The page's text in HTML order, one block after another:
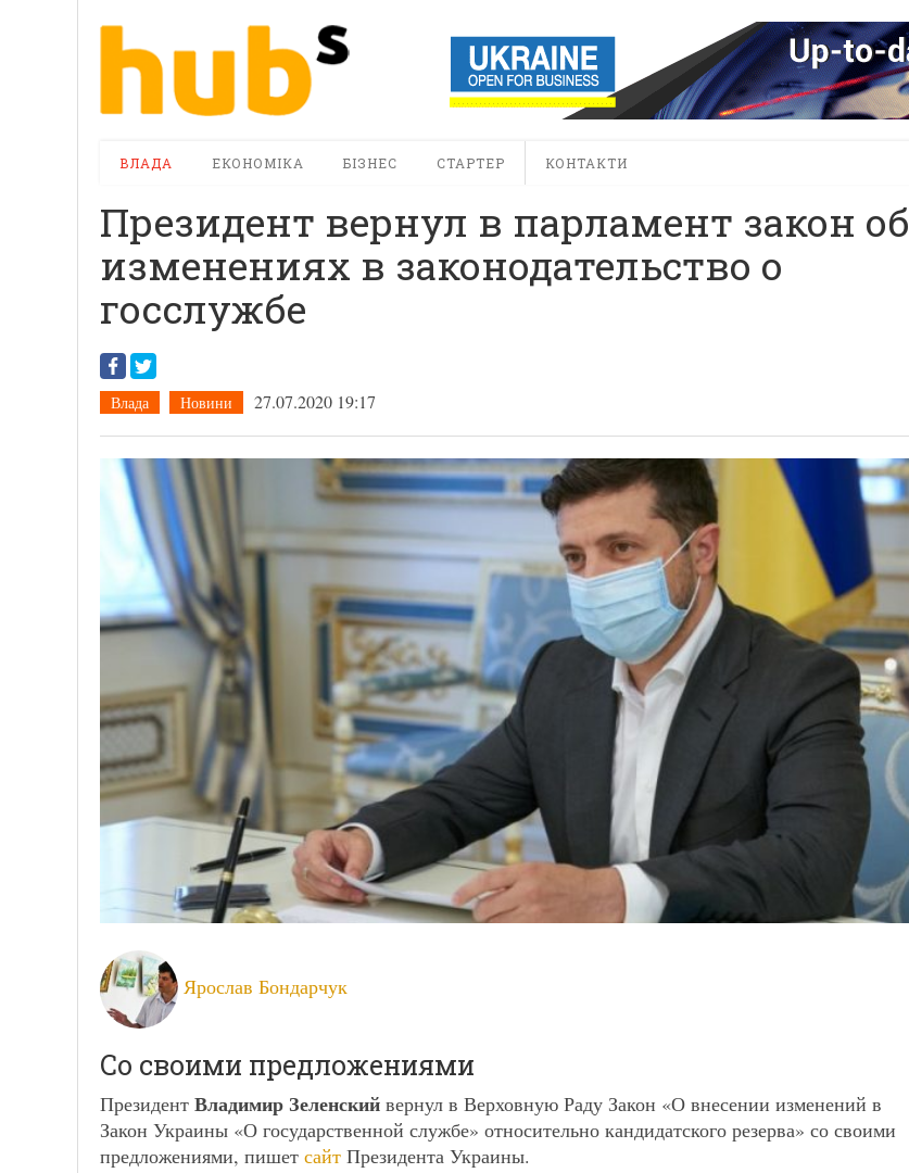
ВЛАДА ЕКОНОМІКА БІЗНЕС СТАРТЕР КОНТАКТИ
Президент вернул в парламент закон об
изменениях в законодательство о
госслужбе
Влада Новини 27.07.2020 19:17
Ярослав Бондарчук
Со своими предложениями
Президент Владимир Зеленский вернул в Верховную Раду Закон «О внесении изменений в
Закон Украины «О государственной службе» относительно кандидатского резерва» со своими
предложениями, пишет сайт Президента Украины.